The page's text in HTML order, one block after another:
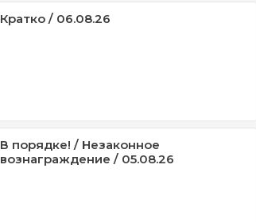
Кратко / 06.08.26
В порядке! / Незаконное
вознаграждение / 05.08.26